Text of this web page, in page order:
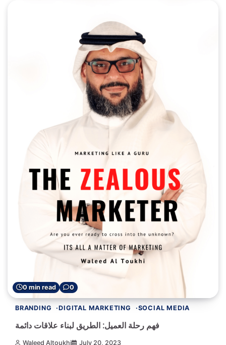
0 min read 0
BRANDING DIGITAL MARKETING SOCIAL MEDIA
فهم رحلة العميل: الطريق لبناء علاقات دائمة
Waleed Altoukhi July 20, 2023